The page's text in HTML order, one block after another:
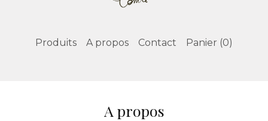
Produits A propos Contact Panier (0)
A propos